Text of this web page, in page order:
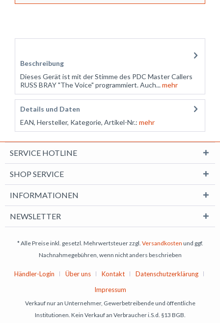
Beschreibung
Dieses Gerät ist mit der Stimme des PDC Master Callers
RUSS BRAY "The Voice" programmiert. Auch...mehr
Details und Daten
EAN, Hersteller, Kategorie, Artikel-Nr.: mehr
SERVICE HOTLINE
SHOP SERVICE
INFORMATIONEN
NEWSLETTER
* Alle Preise inkl. gesetzl. Mehrwertsteuer zzgl. Versandkosten und ggf.
Nachnahmegebühren, wenn nicht anders beschrieben
Händler-Login Über uns Kontakt
Datenschutzerklärung
Impressum
Verkauf nur an Unternehmer, Gewerbetreibende und öffentliche
Institutionen. Kein Verkauf an Verbraucher i.S.d. §13 BGB.